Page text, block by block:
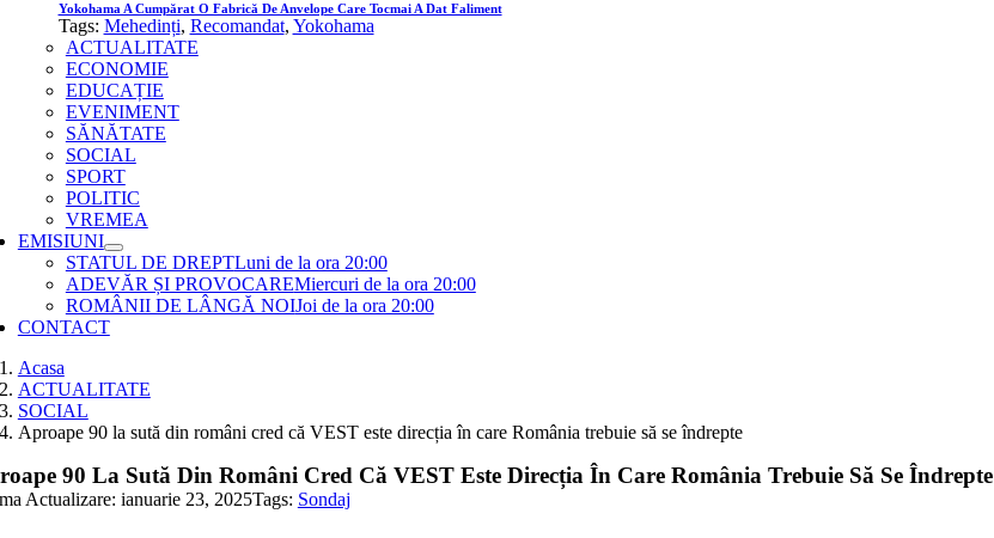
Yokohama A Cumpărat O Fabrică De Anvelope Care Tocmai A Dat Faliment
Tags: Mehedinți, Recomandat, Yokohama
ACTUALITATE
ECONOMIE
EDUCAȚIE
EVENIMENT
SĂNĂTATE
SOCIAL
SPORT
POLITIC
VREMEA
EMISIUNI
STATUL DE DREPTLuni de la ora 20:00
ADEVĂR ȘI PROVOCAREMiercuri de la ora 20:00
ROMÂNII DE LÂNGĂ NOIJoi de la ora 20:00
CONTACT
Acasa
ACTUALITATE
SOCIAL
Aproape 90 la sută din români cred că VEST este direcția în care România trebuie să se îndrepte
90 La Sută Din Români Cred Că VEST Este Direcția În Care România Trebuie Să Se Îndrepte
Actualizare: ianuarie 23, 2025Tags: Sondaj